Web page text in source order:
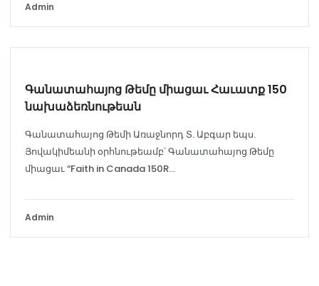
Admin
Գանատահայոց Թեմը միացաւ Հաւատք 150
նախաձեռնութեան
Գանատահայոց Թեմի Առաջնորդ Տ. Աբգար եպս.
Յովակիմեանի օրհնութեամբ՝ Գանատահայոց Թեմը
միացաւ “Faith in Canada 150R...
Admin